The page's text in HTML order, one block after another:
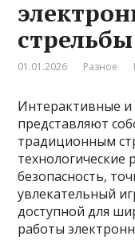
стрельбы
01.01.2026 Разное
Интерактивные
представляют
традиционным
безопасность,
увлекательный
доступной для
работы